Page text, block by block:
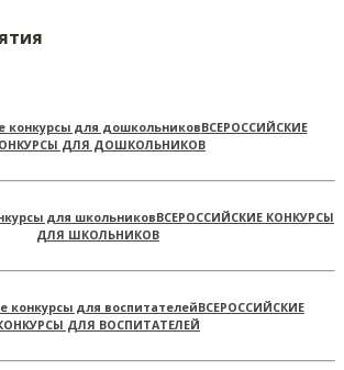
ВСЕРОССИЙСКИЕ
ДЛЯ ДОШКОЛЬНИКОВ
ВСЕРОССИЙСКИЕ КОНКУРСЫ
ДЛЯ ШКОЛЬНИКОВ
ВСЕРОССИЙСКИЕ
ДЛЯ ВОСПИТАТЕЛЕЙ